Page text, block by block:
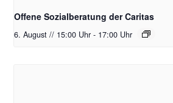
Offene Sozialberatung der Caritas
6. August // 15:00 Uhr - 17:00 Uhr